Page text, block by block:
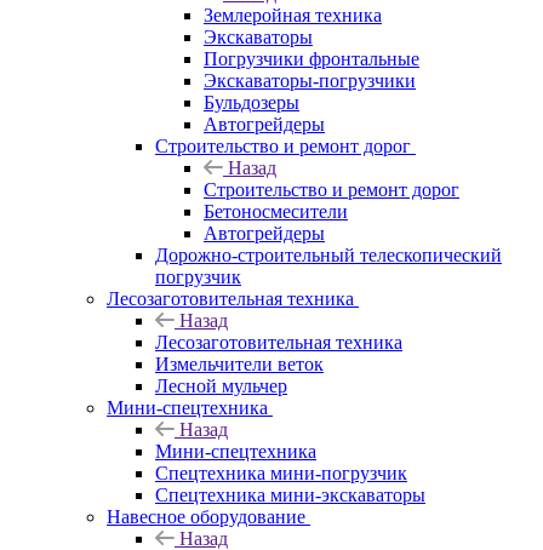
Землеройная техника
Экскаваторы
Погрузчики фронтальные
Экскаваторы-погрузчики
Бульдозеры
Автогрейдеры
Строительство и ремонт дорог
Назад
Строительство и ремонт дорог
Бетоносмесители
Автогрейдеры
Дорожно-строительный телескопический
погрузчик
Лесозаготовительная техника
Назад
Лесозаготовительная техника
Измельчители веток
Лесной мульчер
Мини-спецтехника
Назад
Мини-спецтехника
Спецтехника мини-погрузчик
Спецтехника мини-экскаваторы
Навесное оборудование
Назад